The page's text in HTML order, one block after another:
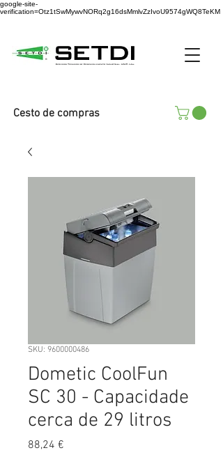
google-site-
verification=Otz1tSwMywvNORq2g16dsMmlvZzIvoU9574gWQ8TeKM
Cesto de compras
SKU: 9600000486
Dometic CoolFun
SC 30 - Capacidade
cerca de 29 litros
88,24 €